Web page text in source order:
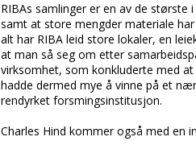
RIBAs samlinger er en av de største
samt at store mengder materiale
alt har RIBA leid store lokaler, en
at man så seg om etter
virksomhet, som konkluderte med
hadde dermed mye å vinne på et
rendyrket forsmingsinstitusjon.
Charles Hind kommer også med en